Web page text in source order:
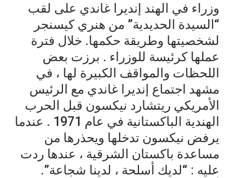
وزراء في الهند إنديرا غاندي على لقب
“السيدة الحديدية” من هنري كيسنجر
لشخصيتها وطريقة حكمها. خلال فترة
عملها كرئيسة للوزراء . برزت بعض
اللحظات والمواقف الكبيرة لها ، في
مشهد اجتماع إنديرا غاندي مع الرئيس
الأمريكي ريتشارد نيكسون قبل الحرب
الهندية الباكستانية في عام 1971 . عندما
يرفض نيكسون تدخلها ويحذرها من
مساعدة باكستان الشرقية ، عندها ردت
عليه : “لديك أسلحة ، لدينا شجاعة”.